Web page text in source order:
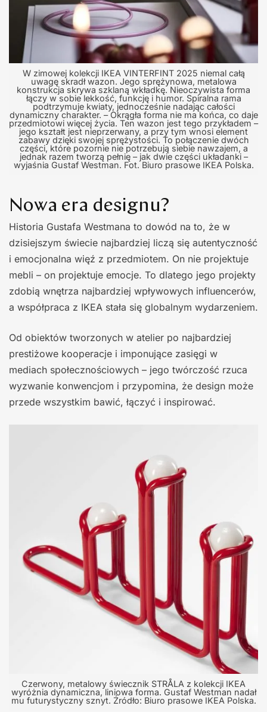
W zimowej kolekcji IKEA VINTERFINT 2025 niemal całą
uwagę skradł wazon. Jego sprężynowa, metalowa
konstrukcja skrywa szklaną wkładkę. Nieoczywista forma
łączy w sobie lekkość, funkcję i humor. Spiralna rama
podtrzymuje kwiaty, jednocześnie nadając całości
dynamiczny charakter. – Okrągła forma nie ma końca, co daje
przedmiotowi więcej życia. Ten wazon jest tego przykładem –
jego kształt jest nieprzerwany, a przy tym wnosi element
zabawy dzięki swojej sprężystości. To połączenie dwóch
części, które pozornie nie potrzebują siebie nawzajem, a
jednak razem tworzą pełnię – jak dwie części układanki –
wyjaśnia Gustaf Westman. Fot. Biuro prasowe IKEA Polska.
Nowa era designu?
Historia Gustafa Westmana to dowód na to, że w
dzisiejszym świecie najbardziej liczą się autentyczność
i emocjonalna więź z przedmiotem. On nie projektuje
mebli – on projektuje emocje. To dlatego jego projekty
zdobią wnętrza najbardziej wpływowych influencerów,
a współpraca z IKEA stała się globalnym wydarzeniem.
Od obiektów tworzonych w atelier po najbardziej
prestiżowe kooperacje i imponujące zasięgi w
mediach społecznościowych – jego twórczość rzuca
wyzwanie konwencjom i przypomina, że design może
przede wszystkim bawić, łączyć i inspirować.
Czerwony, metalowy świecznik STRÅLA z kolekcji IKEA
wyróżnia dynamiczna, liniowa forma. Gustaf Westman nadał
mu futurystyczny sznyt. Źródło: Biuro prasowe IKEA Polska.